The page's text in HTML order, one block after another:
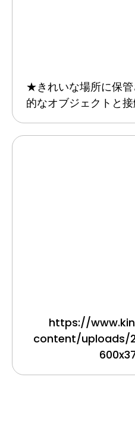
★きれいな場所に保
的なオブジェクトと接
https://
content/uploads/